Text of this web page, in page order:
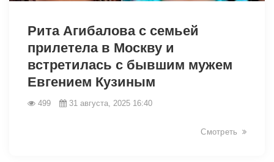
Рита Агибалова с семьей
прилетела в Москву и
встретилась с бывшим мужем
Евгением Кузиным
499 31 августа, 2025 16:40
Смотреть